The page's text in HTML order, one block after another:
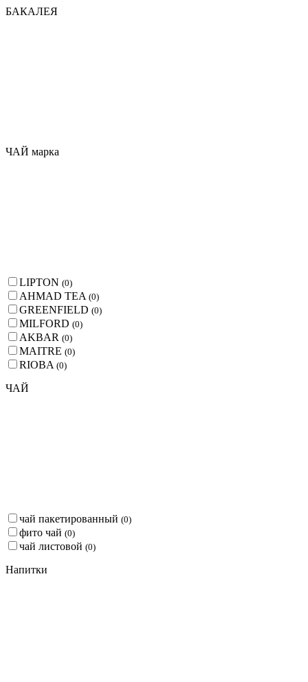
БАКАЛЕЯ
ЧАЙ марка
LIPTON (0)
AHMAD TEA (0)
GREENFIELD (0)
MILFORD (0)
AKBAR (0)
MAITRE (0)
RIOBA (0)
ЧАЙ
чай пакетированный (0)
фито чай (0)
чай листовой (0)
Напитки